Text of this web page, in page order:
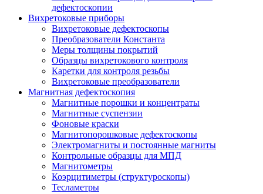
дефектоскопии
Вихретоковые приборы
Вихретоковые дефектоскопы
Преобразователи Константа
Меры толщины покрытий
Образцы вихретокового контроля
Каретки для контроля резьбы
Вихретоковые преобразователи
Магнитная дефектоскопия
Магнитные порошки и концентраты
Магнитные суспензии
Фоновые краски
Магнитопорошковые дефектоскопы
Электромагниты и постоянные магниты
Контрольные образцы для МПД
Магнитометры
Коэрцитиметры (структуроскопы)
Тесламетры